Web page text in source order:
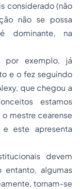
considerado (não
não se possa
dominante, na
por exemplo, já
e o fez seguindo
que chegou a
estamos
mestre cearense
este apresenta
devem
entanto, algumas
tornam-se